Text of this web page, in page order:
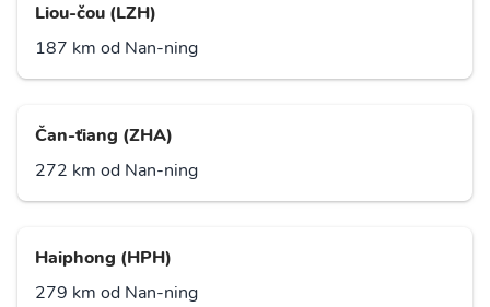
Liou-čou (LZH)
187 km od Nan-ning
Čan-ťiang (ZHA)
272 km od Nan-ning
Haiphong (HPH)
279 km od Nan-ning